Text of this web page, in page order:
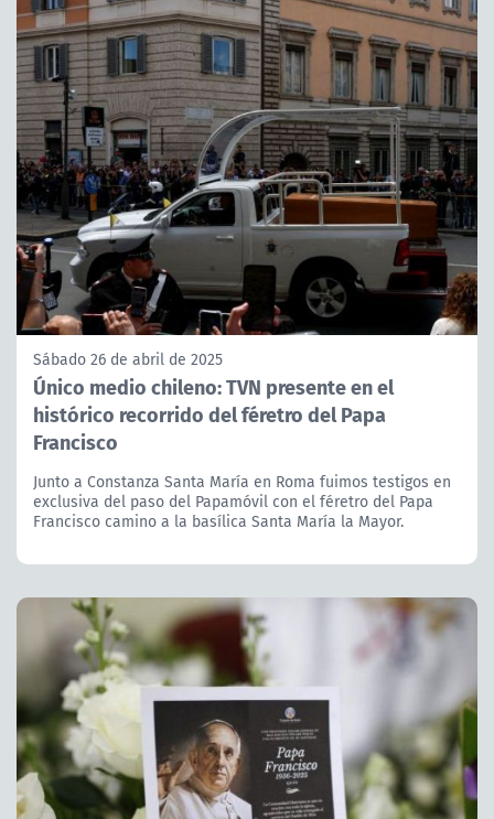
Sábado 26 de abril de 2025
Único medio chileno: TVN presente en el
histórico recorrido del féretro del Papa
Francisco
Junto a Constanza Santa María en Roma fuimos testigos en
exclusiva del paso del Papamóvil con el féretro del Papa
Francisco camino a la basílica Santa María la Mayor.